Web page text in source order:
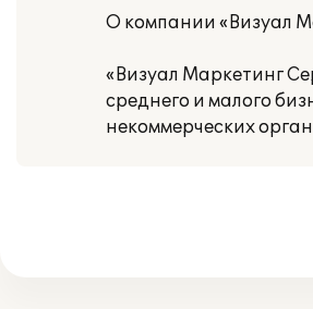
О компании «Визуал
«Визуал Маркетинг
среднего и малого
некоммерческих